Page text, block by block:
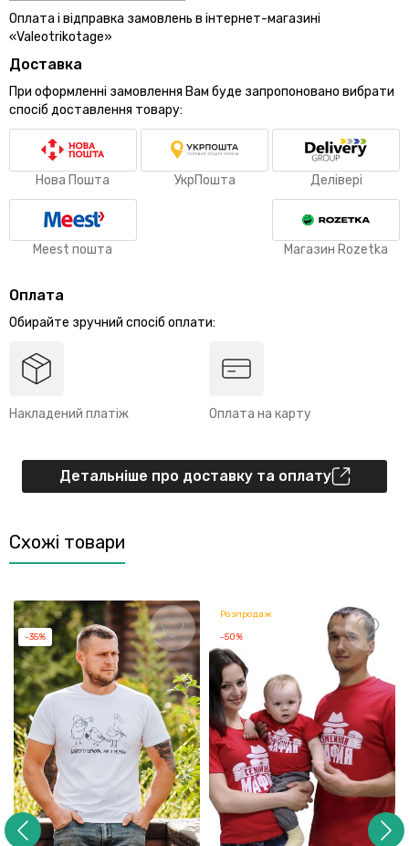
Оплата і відправка замовлень в інтернет-магазині
«Valeotrikotage»
Доставка
При оформленні замовлення Вам буде запропоновано вибрати
спосіб доставлення товару:
Нова Пошта УкрПошта Делівері
Meest пошта Магазин Rozetka
Оплата
Обирайте зручний спосіб оплати:
Накладений платіж Оплата на карту
Детальніше про доставку та оплату
Схожі товари
-35%
Розпродаж
-50%